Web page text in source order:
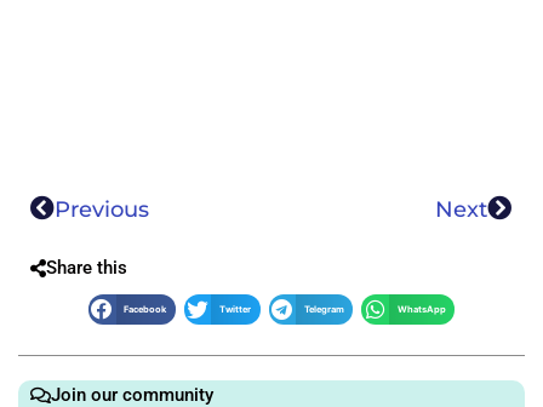
Previous Next
Share this
Facebook Twitter Telegram WhatsApp
Join our community